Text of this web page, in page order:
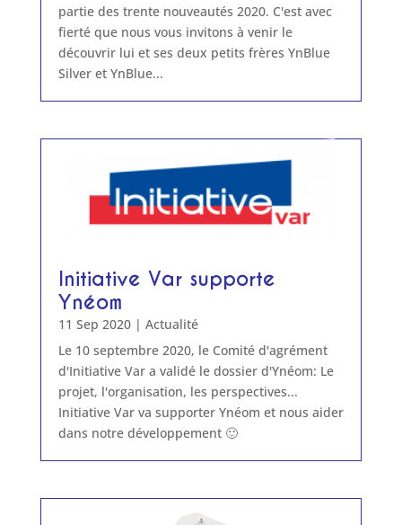
partie des trente nouveautés 2020. C'est avec
fierté que nous vous invitons à venir le
découvrir lui et ses deux petits frères YnBlue
Silver et YnBlue...
Initiative Var supporte
Ynéom
11 Sep 2020| Actualité
Le 10 septembre 2020, le Comité d'agrément
d'Initiative Var a validé le dossier d'Ynéom: Le
projet, l'organisation, les perspectives...
Initiative Var va supporter Ynéom et nous aider
dans notre développement 🙂